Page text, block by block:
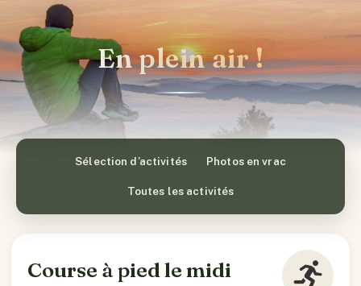
En plein air !
Sélection d’activités Photos en vrac
Toutes les activités
Course à pied le midi